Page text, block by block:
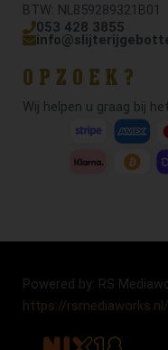
BTW: NL859289321B01
053 428 3855
OPZOEK?
Wij helpen u graag bij
Powered by: RS
https://rsmediaworks.nl/